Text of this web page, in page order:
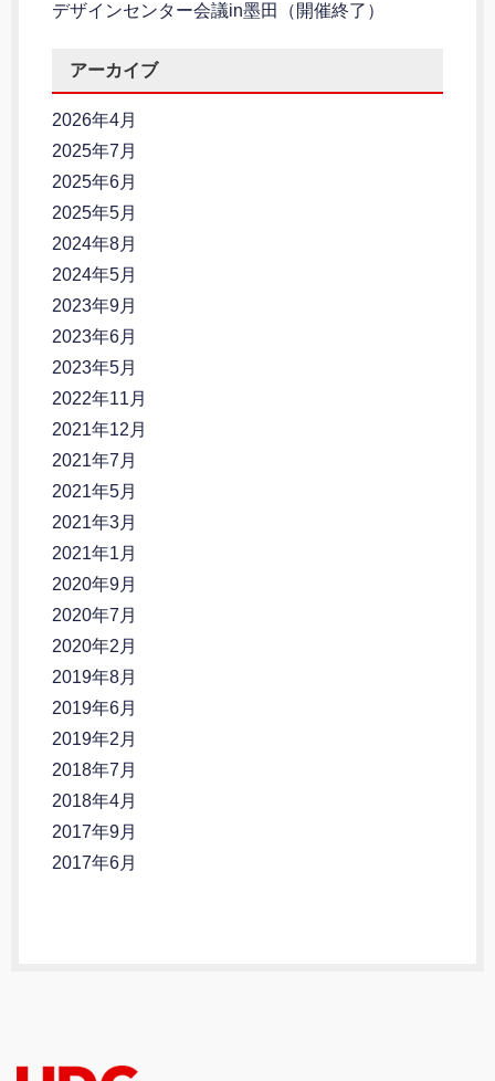
デザインセンター会議in墨田（開催終了）
アーカイブ
2026年4月
2025年7月
2025年6月
2025年5月
2024年8月
2024年5月
2023年9月
2023年6月
2023年5月
2022年11月
2021年12月
2021年7月
2021年5月
2021年3月
2021年1月
2020年9月
2020年7月
2020年2月
2019年8月
2019年6月
2019年2月
2018年7月
2018年4月
2017年9月
2017年6月